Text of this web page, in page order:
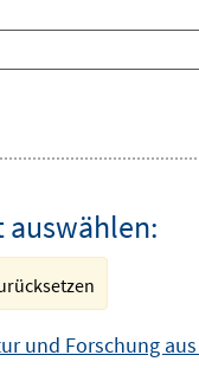
auswählen:
und Forschung